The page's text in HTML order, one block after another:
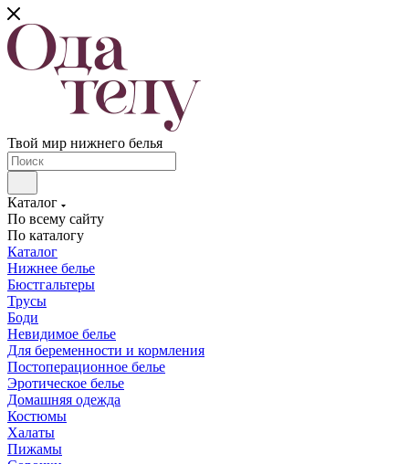
Твой мир нижнего белья
Каталог
По всему сайту
По каталогу
Каталог
Нижнее белье
Бюстгальтеры
Трусы
Боди
Невидимое белье
Для беременности и кормления
Постоперационное белье
Эротическое белье
Домашняя одежда
Костюмы
Халаты
Пижамы